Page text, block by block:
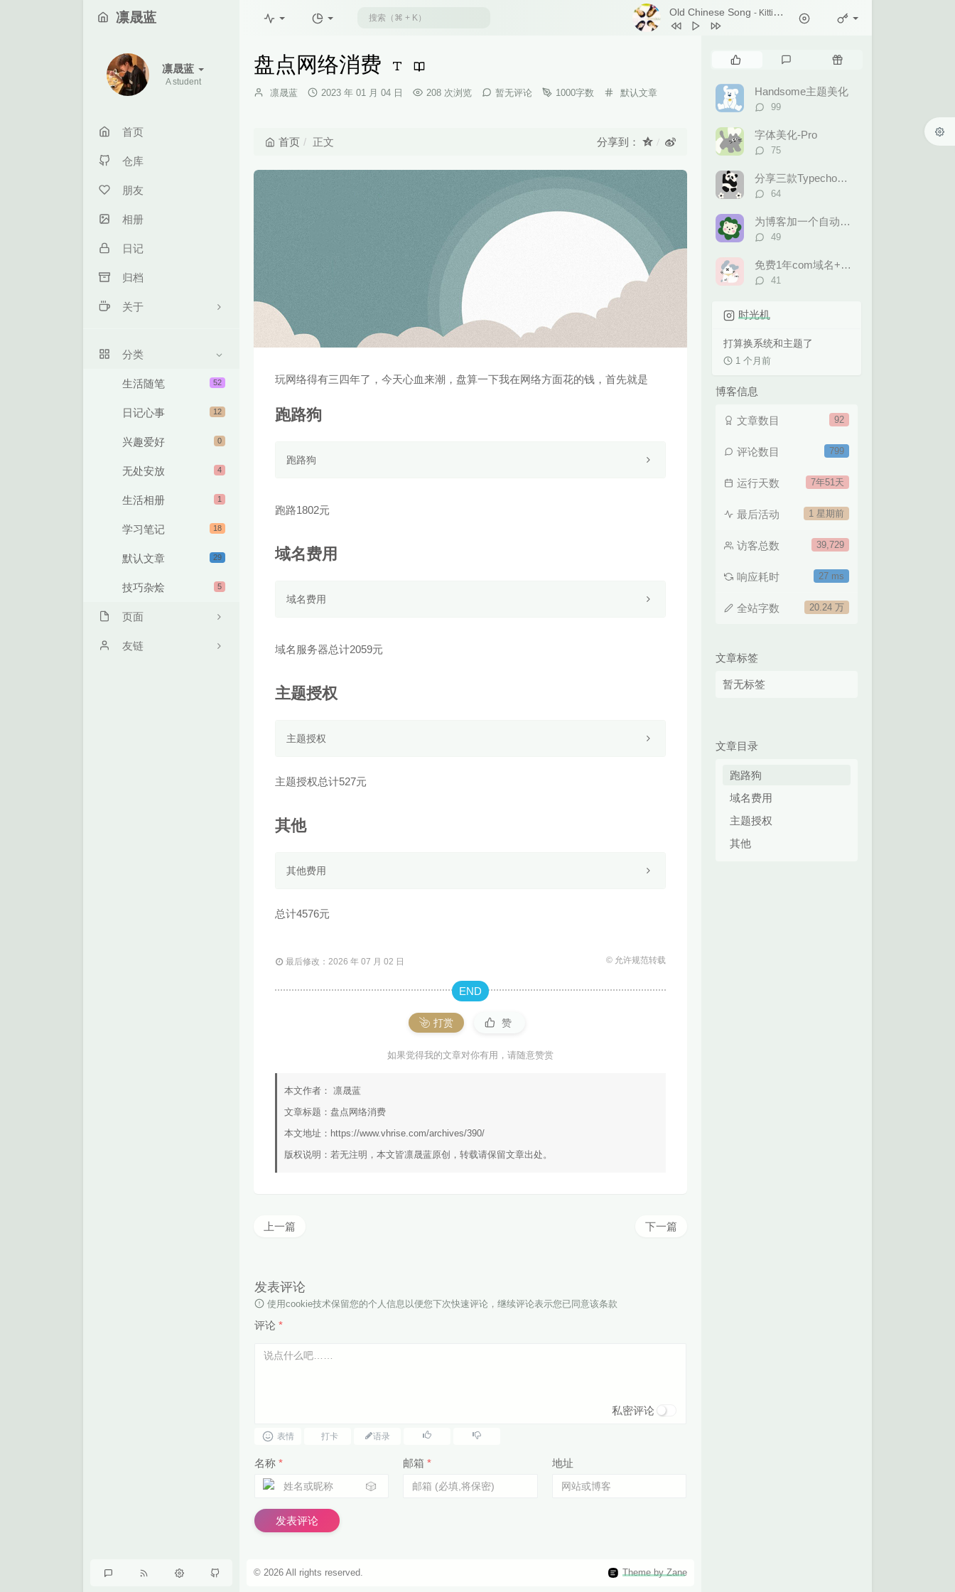
凛晟蓝 Old Chinese Song - Kitti Kuremanee
Chookiat Sakveerakul / August Band
2
A Smile That I Would Never See
Again
Old Chinese Song Kitti Kuremanee
我可以坐你旁边吗 厘小白
8 情人知己 叶蒨文
9 当初就不该学php
凛晟蓝
A student
首页
仓库
朋友
相册
日记
归档
关于
分类
52
生活随笔
12
日记心事
0
兴趣爱好
4
无处安放
1
生活相册
18
学习笔记
29
默认文章
5
技巧杂烩
页面
关于友链
盘点网络消费
博
凛晟蓝
发
2023 年 01 月 04 日 208 次浏览 暂无评论 1000字数
分
默认文章
首页 正文 分享到：
玩网络得有三四年了，今天心血来潮，盘算一下我在网络方面花的钱，首先就是
跑路狗
跑路狗
跑路1802元
域名费用
域名费用
域名服务器总计2059元
主题授权
主题授权
主题授权总计527元
其他
其他费用
总计4576元
最后修改：2026 年 07 月 02 日 © 允许规范转载
END
打赏 赞
如果觉得我的文章对你有用，请随意赞赏
本文作者： 凛晟蓝
文章标题： 盘点网络消费
本文地址： https://www.vhrise.com/archives/390/
版权说明：若无注明，本文皆凛晟蓝原创，转载请保留文章出处。
下一篇
上一篇
发表评论
使用cookie技术保留您的个人信息以便您下次快速评论，继续评论表示您已同意该条款
评论 *
表情 打卡 语录
私密评论
名称 *
🎲
邮箱* 地址
发表评论
文
章
评
随
文
Handsome主题美化
评
数：
99
字体美化-Pro
评
数：
75
分享三款Typecho后台模板
评
数：
64
为博客加一个自动更新的60S早报
评
数：
49
免费1年com域名+永久免费的虚拟主机合集
评
41
时光机
打算换系统和主题了
1 个月前
博客信息
92
文章数目
799
评论数目
7年51天
运行天数
1 星期前
最后活动
39,729
访客总数
27 ms
响应耗时
20.24 万
全站字数
文章标签
暂无标签
文章目录
跑路狗
域名费用
主题授权
其他
Theme by Zane
© 2026 All rights reserved.